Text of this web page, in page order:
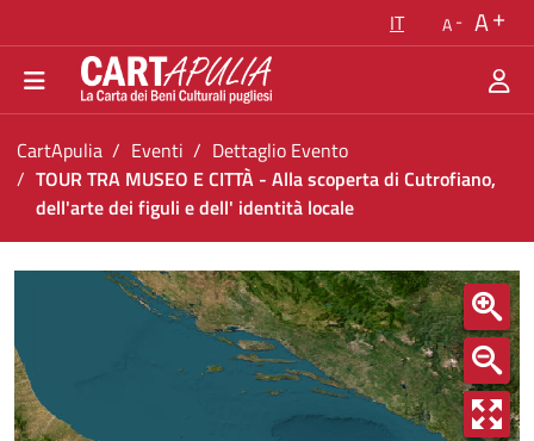
Vai al menu di navigazione
Vai ai contenuti
Vai al footer
IT A A
Ti trovi in:
CartApulia Eventi
Dettaglio Evento
TOUR TRA MUSEO E CITTÀ - Alla scoperta di Cutrofiano,
dell'arte dei figuli e dell' identità locale
TOUR TRA MUSEO E CITTÀ - Alla